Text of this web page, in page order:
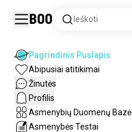
Boo Ieškoti
Pagrindinis Puslapis
Abipusiai atitikimai
Žinutės
Profilis
Asmenybių Duomenų Bazė
Asmenybės Testai